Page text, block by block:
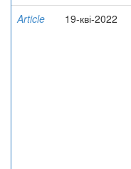
Article
19-кві-2022